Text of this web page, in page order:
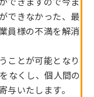
できなかった、最
員様の不満を解消
ことが可能となり
なくし、個人間の
与いたします。